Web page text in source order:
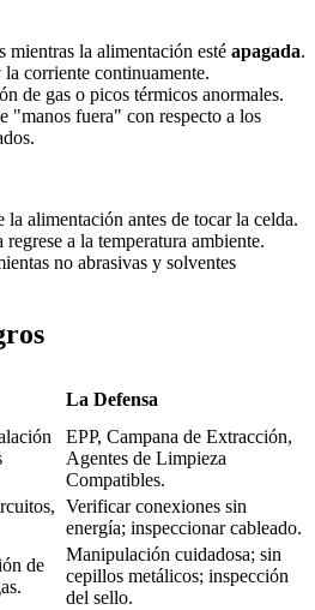
mientras la alimentación esté apagada.
corriente continuamente.
de gas o picos térmicos anormales.
"manos fuera" con respecto a los
la alimentación antes de tocar la celda.
regrese a la temperatura ambiente.
no abrasivas y solventes
La Defensa
EPP, Campana de Extracción,
Agentes de Limpieza
Compatibles.
Verificar conexiones sin
energía; inspeccionar cableado.
de
Manipulación cuidadosa; sin
cepillos metálicos; inspección
del sello.